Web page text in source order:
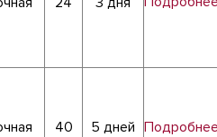
40 5 дней